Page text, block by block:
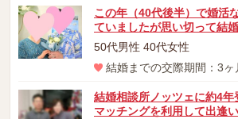
この年（40代後半）で婚活
ていましたが思い切って結
50代男性 40代女性
結婚までの交際期間：3ヶ
結婚相談所ノッツェに約4
マッチングを利用して出逢い